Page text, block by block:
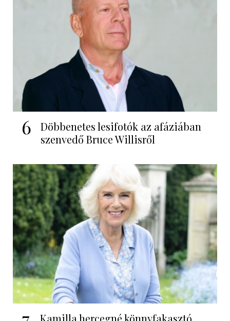
6
Döbbenetes lesifotók az afáziában
szenvedő Bruce Willisről
Kamilla hercegné könnyfakasztó